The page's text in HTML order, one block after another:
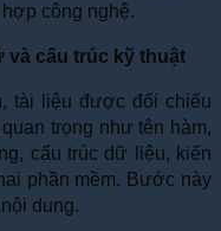
công nghệ.
cấu trúc kỹ thuật
tài liệu được đối chiếu
trọng như tên hàm,
cấu trúc dữ liệu, kiến
phần mềm. Bước này
dung.